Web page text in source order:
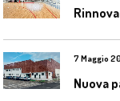
7 Maggio